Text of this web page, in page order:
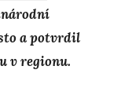
a potvrdil
v regionu.